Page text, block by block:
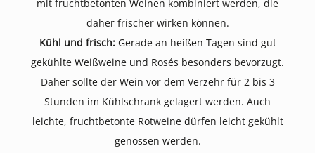
mit fruchtbetonten Weinen kombiniert werden, die
daher frischer wirken können.
Kühl und frisch:Gerade an heißen Tagen sind gut
gekühlte Weißweine und Rosés besonders bevorzugt.
Daher sollte der Wein vor dem Verzehr für 2 bis 3
Stunden im Kühlschrank gelagert werden. Auch
leichte, fruchtbetonte Rotweine dürfen leicht gekühlt
genossen werden.